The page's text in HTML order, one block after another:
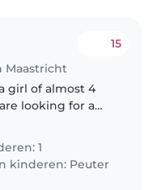
Maastricht
15
girl of almost 4
looking for a
on Saturdays and
to 17.00. She is
active..
1
kinderen: Peuter